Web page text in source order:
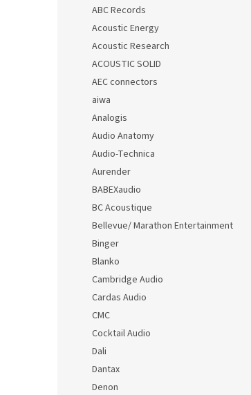
ABC Records
Acoustic Energy
Acoustic Research
ACOUSTIC SOLID
AEC connectors
aiwa
Analogis
Audio Anatomy
Audio-Technica
Aurender
BABEXaudio
BC Acoustique
Bellevue/ Marathon Entertainment
Binger
Blanko
Cambridge Audio
Cardas Audio
CMC
Cocktail Audio
Dali
Dantax
Denon